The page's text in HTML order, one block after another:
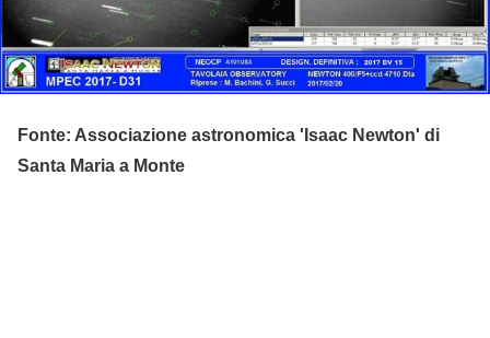
Fonte: Associazione astronomica 'Isaac Newton' di
Santa Maria a Monte